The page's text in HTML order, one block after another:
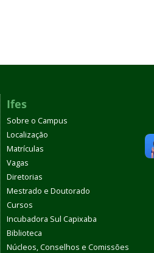
Ifes
Sobre o Campus
Localização
Matrículas
Vagas
Diretorias
Mestrado e Doutorado
Cursos
Incubadora Sul Capixaba
Biblioteca
Núcleos, Conselhos e Comissões